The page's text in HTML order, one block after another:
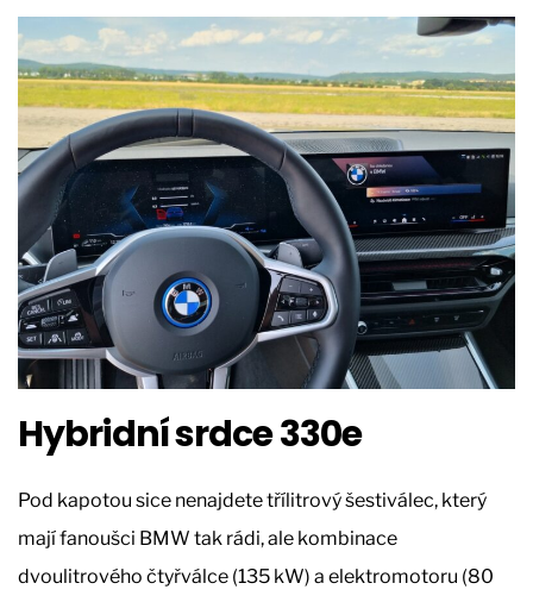
Hybridní srdce 330e
Pod kapotou sice nenajdete třílitrový šestiválec, který
mají fanoušci BMW tak rádi, ale kombinace
dvoulitrového čtyřválce (135 kW) a elektromotoru (80